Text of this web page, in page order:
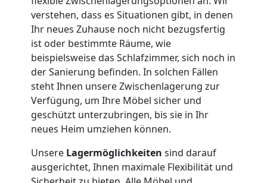
verstehen, dass es Situationen gibt, in denen
Ihr neues Zuhause noch nicht bezugsfertig
ist oder bestimmte Räume, wie
beispielsweise das Schlafzimmer, sich noch in
der Sanierung befinden. In solchen Fällen
steht Ihnen unsere Zwischenlagerung zur
Verfügung, um Ihre Möbel sicher und
geschützt unterzubringen, bis sie in Ihr
neues Heim umziehen können.
Unsere Lagermöglichkeiten sind darauf
ausgerichtet, Ihnen maximale Flexibilität und
Lagerung
Wiener
Neustadt
Full-
Service-